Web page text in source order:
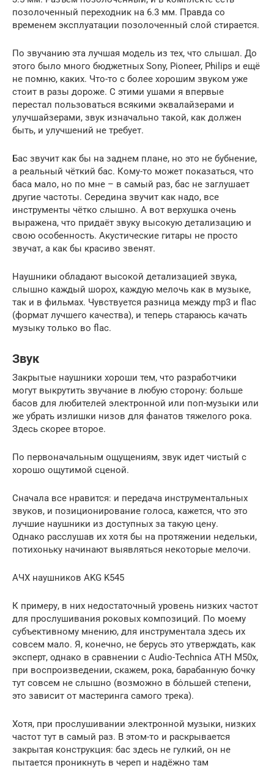
позолоченный переходник на 6.3 мм. Правда со
временем эксплуатации позолоченный слой стирается.
По звучанию эта лучшая модель из тех, что слышал. До
этого было много бюджетных Sony, Pioneer, Philips и ещё
не помню, каких. Что-то с более хорошим звуком уже
стоит в разы дороже. С этими ушами я впервые
перестал пользоваться всякими эквалайзерами и
улучшайзерами, звук изначально такой, как должен
быть, и улучшений не требует.
Бас звучит как бы на заднем плане, но это не бубнение,
а реальный чёткий бас. Кому-то может показаться, что
баса мало, но по мне – в самый раз, бас не заглушает
другие частоты. Середина звучит как надо, все
инструменты чётко слышно. А вот верхушка очень
выражена, что придаёт звуку высокую детализацию и
свою особенность. Акустические гитары не просто
звучат, а как бы красиво звенят.
Наушники обладают высокой детализацией звука,
слышно каждый шорох, каждую мелочь как в музыке,
так и в фильмах. Чувствуется разница между mp3 и flac
(формат лучшего качества), и теперь стараюсь качать
музыку только во flac.
Звук
Закрытые наушники хороши тем, что разработчики
могут выкрутить звучание в любую сторону: больше
басов для любителей электронной или поп-музыки или
же убрать излишки низов для фанатов тяжелого рока.
Здесь скорее второе.
По первоначальным ощущениям, звук идет чистый с
хорошо ощутимой сценой.
Сначала все нравится: и передача инструментальных
звуков, и позиционирование голоса, кажется, что это
лучшие наушники из доступных за такую цену.
Однако расслушав их хотя бы на протяжении недельки,
потихоньку начинают выявляться некоторые мелочи.
АЧХ наушников AKG K545
К примеру, в них недостаточный уровень низких частот
для прослушивания роковых композиций. По моему
субъективному мнению, для инструментала здесь их
совсем мало. Я, конечно, не берусь это утверждать, как
эксперт, однако в сравнении с Audio-Technica ATH M50x,
при воспроизведении, скажем, рока, барабанную бочку
тут совсем не слышно (возможно в бόльшей степени,
это зависит от мастеринга самого трека).
Хотя, при прослушивании электронной музыки, низких
частот тут в самый раз. В этом-то и раскрывается
закрытая конструкция: бас здесь не гулкий, он не
пытается проникнуть в череп и надёжно там